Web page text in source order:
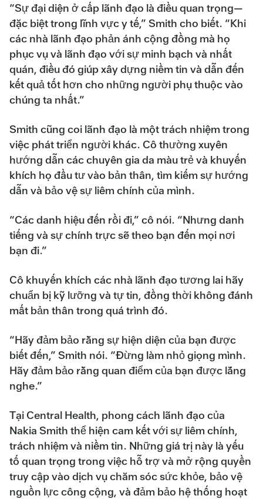
“Sự đại diện ở cấp lãnh đạo là điều quan trọng—
đặc biệt trong lĩnh vực y tế,” Smith cho biết. “Khi
các nhà lãnh đạo phản ánh cộng đồng mà họ
phục vụ và lãnh đạo với sự minh bạch và nhất
quán, điều đó giúp xây dựng niềm tin và dẫn đến
kết quả tốt hơn cho những người phụ thuộc vào
chúng ta nhất.”
Smith cũng coi lãnh đạo là một trách nhiệm trong
việc phát triển người khác. Cô thường xuyên
hướng dẫn các chuyên gia da màu trẻ và khuyến
khích họ đầu tư vào bản thân, tìm kiếm sự hướng
dẫn và bảo vệ sự liêm chính của mình.
“Các danh hiệu đến rồi đi,” cô nói. “Nhưng danh
tiếng và sự chính trực sẽ theo bạn đến mọi nơi
bạn đi.”
Cô khuyến khích các nhà lãnh đạo tương lai hãy
chuẩn bị kỹ lưỡng và tự tin, đồng thời không đánh
mất bản thân trong quá trình đó.
“Hãy đảm bảo rằng sự hiện diện của bạn được
biết đến,” Smith nói. “Đừng làm nhỏ giọng mình.
Hãy đảm bảo rằng quan điểm của bạn được lắng
nghe.”
Tại Central Health, phong cách lãnh đạo của
Nakia Smith thể hiện cam kết với sự liêm chính,
trách nhiệm và niềm tin. Những giá trị này là yếu
tố quan trọng trong việc hỗ trợ và mở rộng quyền
truy cập vào dịch vụ chăm sóc sức khỏe, bảo vệ
nguồn lực công cộng, và đảm bảo hệ thống hoạt